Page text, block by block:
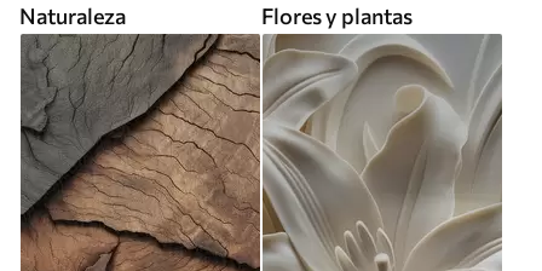
Naturaleza Flores y plantas